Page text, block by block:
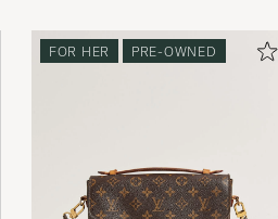
FOR HER PRE-OWNED